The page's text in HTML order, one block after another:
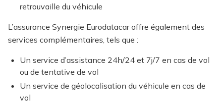
retrouvaille du véhicule
L’assurance Synergie Eurodatacar offre également des
services complémentaires, tels que :
Un service d’assistance 24h/24 et 7j/7 en cas de vol
ou de tentative de vol
Un service de géolocalisation du véhicule en cas de
vol